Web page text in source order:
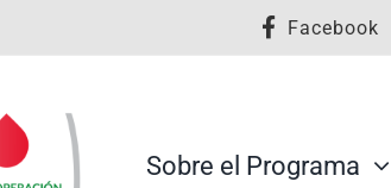
Facebook
Sobre el Programa